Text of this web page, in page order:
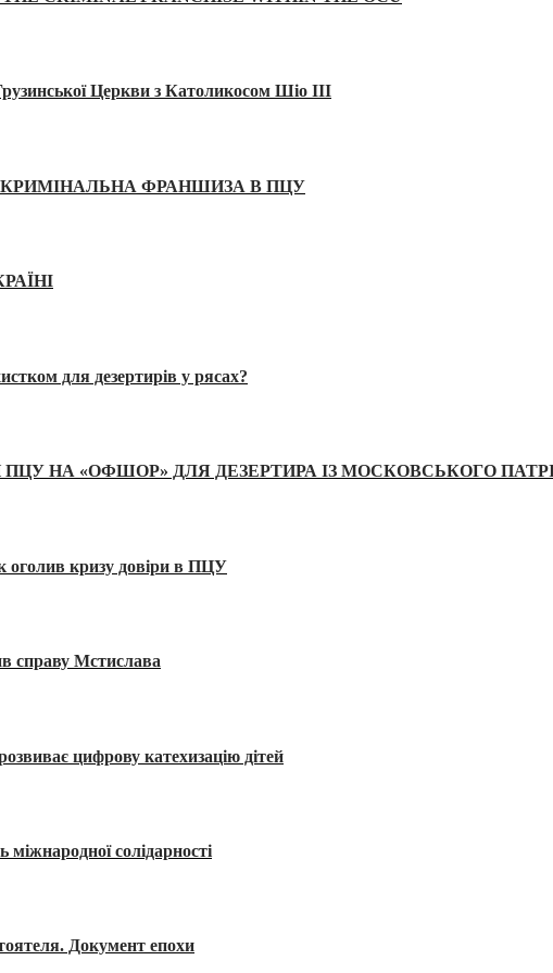
Церкви з Католикосом Шіо III
ФРАНШИЗА В ПЦУ
для дезертирів у рясах?
НА «ОФШОР» ДЛЯ ДЕЗЕРТИРА ІЗ МОСКОВСЬКОГО
оголив кризу довіри в ПЦУ
справу Мстислава
цифрову катехизацію дітей
міжнародної солідарності
Документ епохи